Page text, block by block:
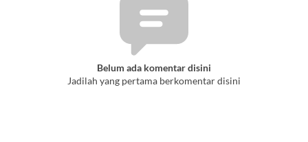
Belum ada komentar disini
Jadilah yang pertama berkomentar disini